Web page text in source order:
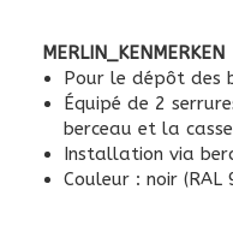
MERLIN_KENMERKEN
Pour le dépôt des
Équipé de 2
berceau et la
Installation via
Couleur : noir (RAL